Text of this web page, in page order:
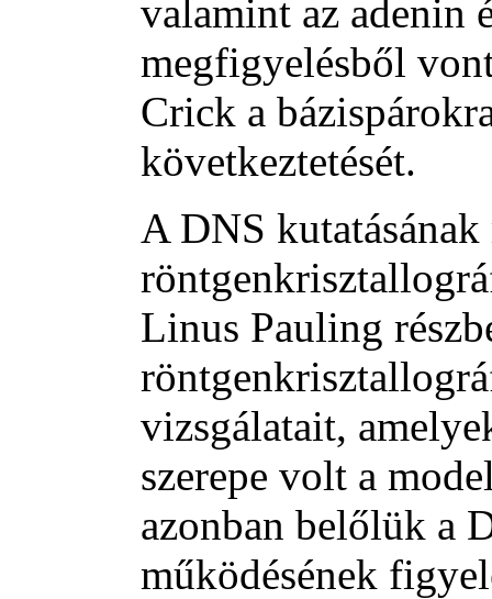
valamint az adenin
megfigyelésből
Crick a
következtetését.
A DNS kutatásának
Linus Pauling
vizsgálatait,
szerepe volt a
azonban belőlük a
működésének